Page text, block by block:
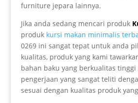
furniture jepara lainnya.
Jika anda sedang mencari produk
produk kursi makan minimalis
0269 ini sangat tepat untuk anda
kualitas, produk yang kami
bahan baku yang berkualitas tinggi
pengerjaan yang sangat teliti
sesuai dengan kualitas produk